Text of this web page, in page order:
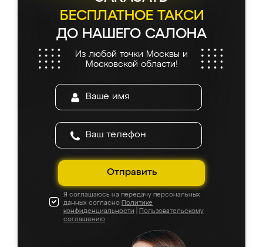
БЕСПЛАТНОЕ ТАКСИ
ДО НАШЕГО САЛОНА
Из любой точки Москвы и
Московской области!
Отправить
Я соглашаюсь на передачу персональных
данных согласно Политике
конфиденциальности
Пользовательскому
соглашению